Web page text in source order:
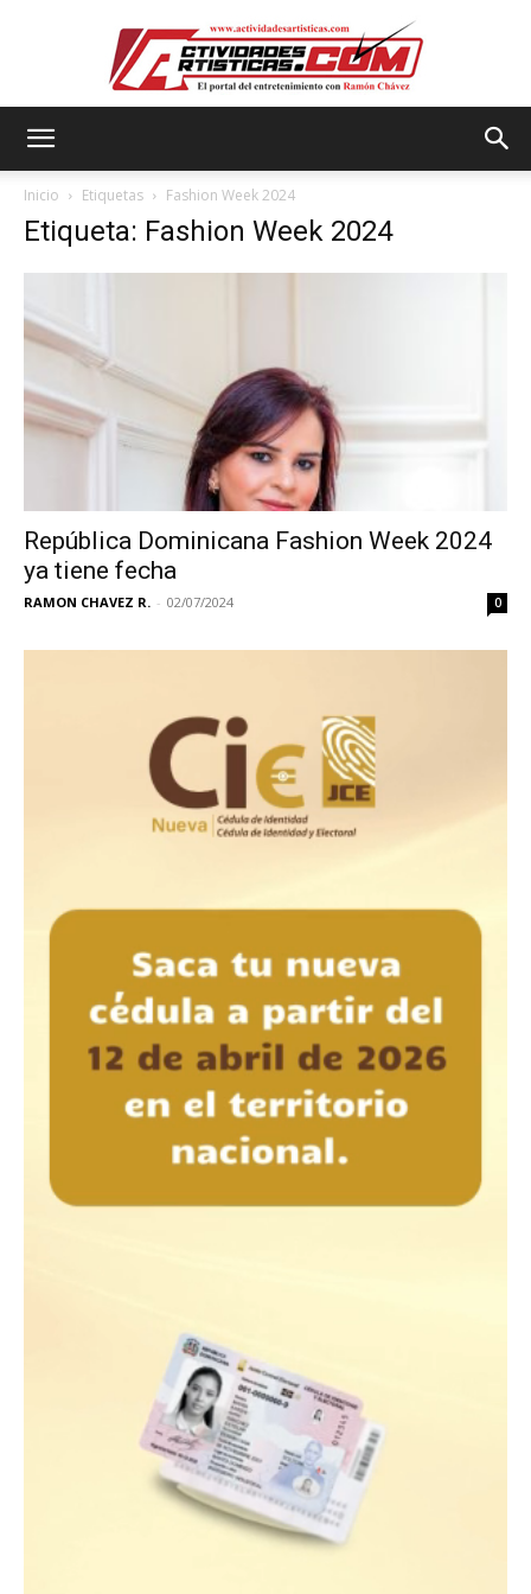
Inicio Etiquetas Fashion Week 2024
Etiqueta: Fashion Week 2024
República Dominicana Fashion Week 2024
ya tiene fecha
RAMON CHAVEZ R. - 02/07/2024 0